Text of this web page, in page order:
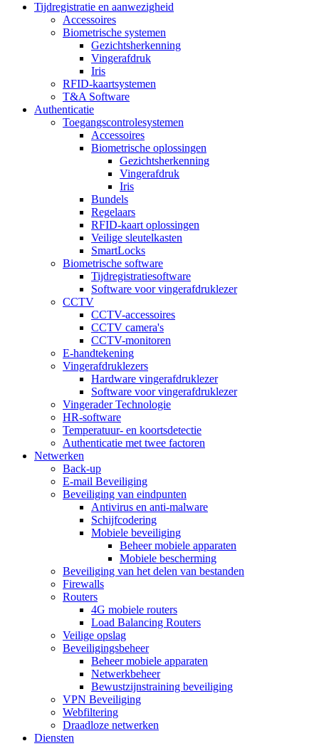
Tijdregistratie en aanwezigheid
Accessoires
Biometrische systemen
Gezichtsherkenning
Vingerafdruk
Iris
RFID-kaartsystemen
T&A Software
Authenticatie
Toegangscontrolesystemen
Accessoires
Biometrische oplossingen
Gezichtsherkenning
Vingerafdruk
Iris
Bundels
Regelaars
RFID-kaart oplossingen
Veilige sleutelkasten
SmartLocks
Biometrische software
Tijdregistratiesoftware
Software voor vingerafdruklezer
CCTV
CCTV-accessoires
CCTV camera's
CCTV-monitoren
E-handtekening
Vingerafdruklezers
Hardware vingerafdruklezer
Software voor vingerafdruklezer
Vingerader Technologie
HR-software
Temperatuur- en koortsdetectie
Authenticatie met twee factoren
Netwerken
Back-up
E-mail Beveiliging
Beveiliging van eindpunten
Antivirus en anti-malware
Schijfcodering
Mobiele beveiliging
Beheer mobiele apparaten
Mobiele bescherming
Beveiliging van het delen van bestanden
Firewalls
Routers
4G mobiele routers
Load Balancing Routers
Veilige opslag
Beveiligingsbeheer
Beheer mobiele apparaten
Netwerkbeheer
Bewustzijnstraining beveiliging
VPN Beveiliging
Webfiltering
Draadloze netwerken
Diensten